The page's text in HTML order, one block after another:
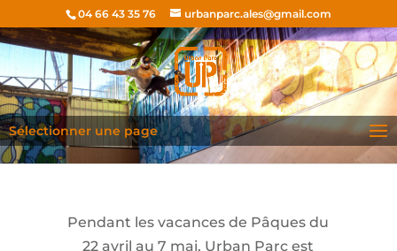
04 66 43 35 76 urbanparc.ales@gmail.com
Sélectionner une page
Pendant les vacances de Pâques du
22 avril au 7 mai, Urban Parc est